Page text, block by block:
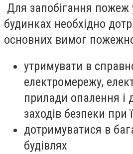
Для запобігання пожеж
будинках необхідно
основних вимог
утримувати в
електромережу,
прилади опалення і
заходів безпеки при
дотримуватися в
будівлях